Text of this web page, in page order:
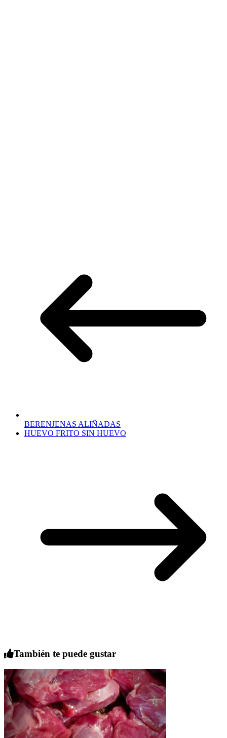
BERENJENAS ALIÑADAS
HUEVO FRITO SIN HUEVO
También te puede gustar